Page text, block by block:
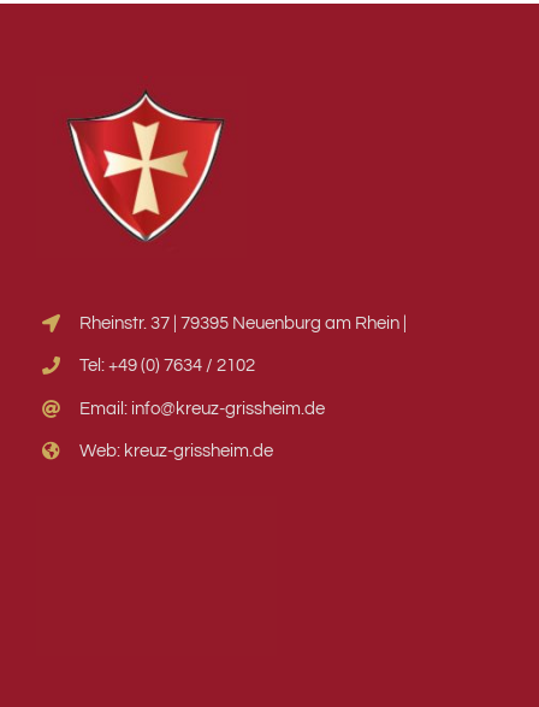
Rheinstr. 37 | 79395 Neuenburg am Rhein |
Tel: +49 (0) 7634 / 2102
Email: info@kreuz-grissheim.de
Web: kreuz-grissheim.de